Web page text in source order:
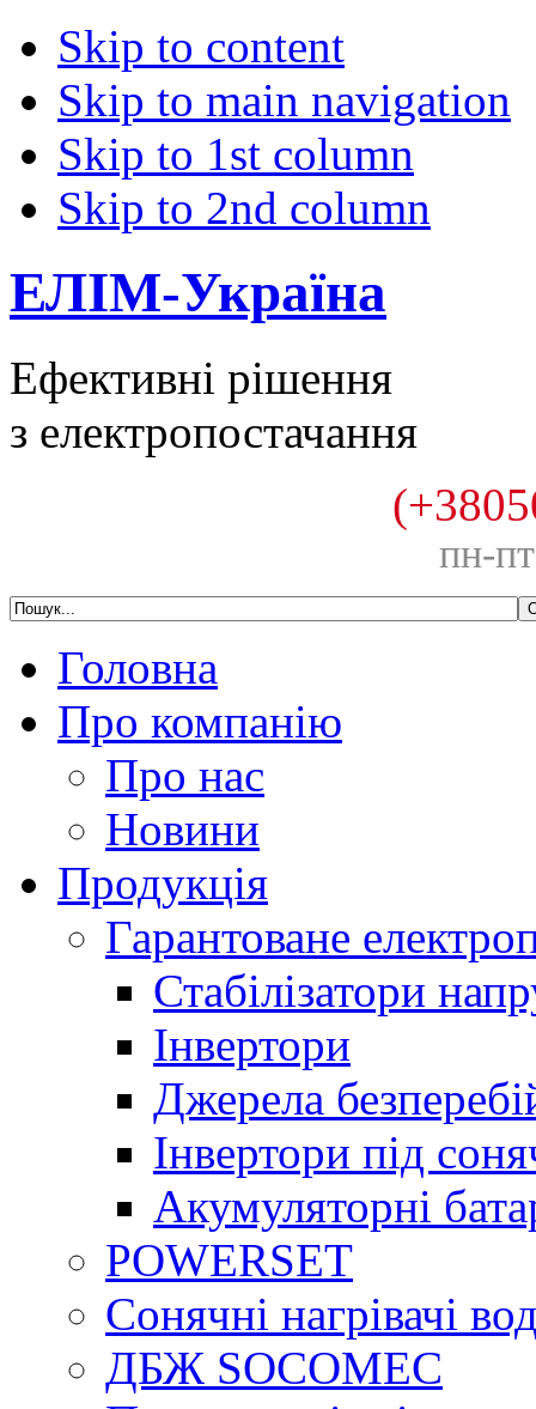
Skip to content
Skip to main navigation
Skip to 1st column
Skip to 2nd column
ЕЛІМ-Україна
Ефективні рішення
з електропостачання
пн-
Головна
Про компанію
Про нас
Новини
Продукція
Гарантоване
Стабілізатори
Інвертори
Джерела
Інвертори під
Акумуляторні
POWERSET
Сонячні нагрівачі
ДБЖ SOCOMEC